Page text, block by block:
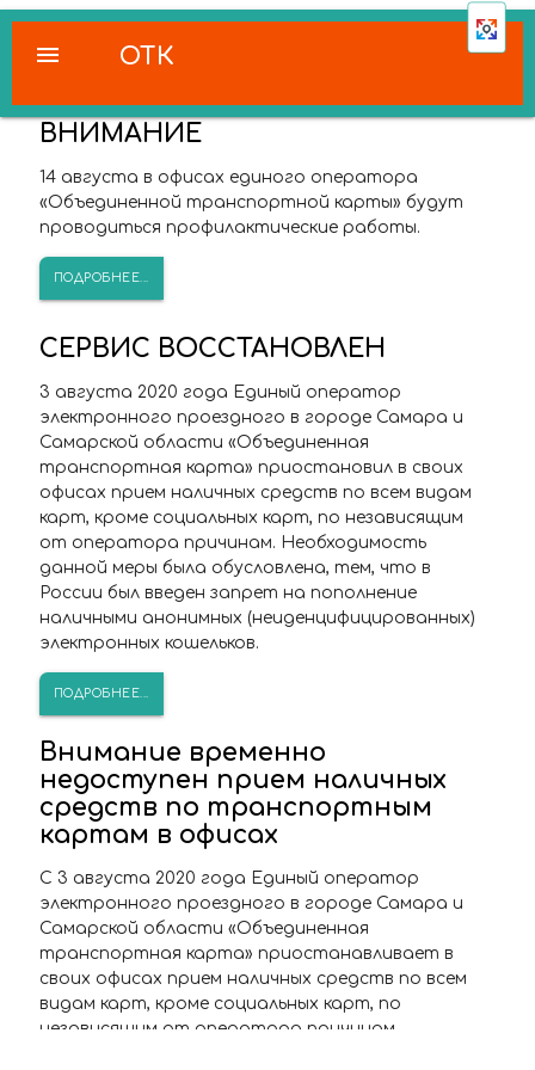
ОТК
menu
ВНИМАНИЕ
14 августа в офисах единого оператора
«Объединенной транспортной карты» будут
проводиться профилактические работы.
ПОДРОБНЕЕ...
СЕРВИС ВОССТАНОВЛЕН
3 августа 2020 года Единый оператор
электронного проездного в городе Самара и
Самарской области «Объединенная
транспортная карта» приостановил в своих
офисах прием наличных средств по всем видам
карт, кроме социальных карт, по независящим
от оператора причинам. Необходимость
данной меры была обусловлена, тем, что в
России был введен запрет на пополнение
наличными анонимных (неиденцифицированных)
электронных кошельков.
ПОДРОБНЕЕ...
Внимание временно
недоступен прием наличных
средств по транспортным
картам в офисах
С 3 августа 2020 года Единый оператор
электронного проездного в городе Самара и
Самарской области «Объединенная
транспортная карта» приостанавливает в
своих офисах прием наличных средств по всем
видам карт, кроме социальных карт, по
независящим от оператора причинам.